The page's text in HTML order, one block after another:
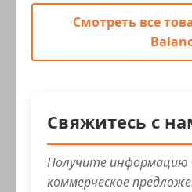
Смотреть все
Свяжитесь с
Получите информацию
коммерческое